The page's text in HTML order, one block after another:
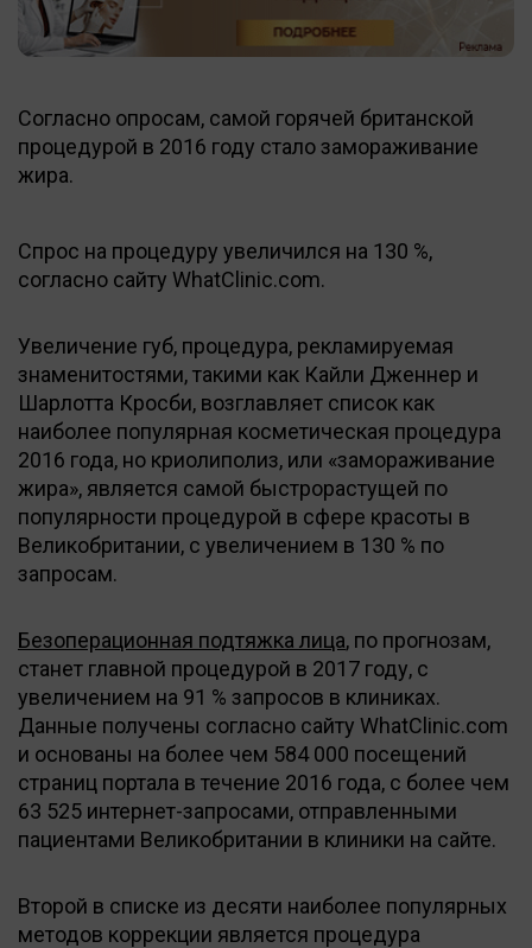
Согласно опросам, самой горячей британской
процедурой в 2016 году стало замораживание
жира.
Спрос на процедуру увеличился на 130 %,
согласно сайту WhatClinic.com.
Увеличение губ, процедура, рекламируемая
знаменитостями, такими как Кайли Дженнер и
Шарлотта Кросби, возглавляет список как
наиболее популярная косметическая процедура
2016 года, но криолиполиз, или «замораживание
жира», является самой быстрорастущей по
популярности процедурой в сфере красоты в
Великобритании, с увеличением в 130 % по
запросам.
Безоперационная подтяжка лица, по прогнозам,
станет главной процедурой в 2017 году, с
увеличением на 91 % запросов в клиниках.
Данные получены согласно сайту WhatClinic.com
и основаны на более чем 584 000 посещений
страниц портала в течение 2016 года, с более чем
63 525 интернет-запросами, отправленными
пациентами Великобритании в клиники на сайте.
Второй в списке из десяти наиболее популярных
методов коррекции является процедура